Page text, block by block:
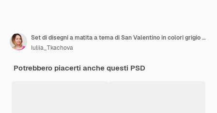
Set di disegni a matita a tema di San Valentino in colori grigio rosa
Iuliia_Tkachova
Potrebbero piacerti anche questi PSD